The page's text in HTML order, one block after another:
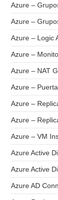
Azure –
Azure –
Azure – Logic
Azure –
Azure – NAT
Azure –
Azure –
Azure –
Azure – VM
Azure Active
Azure Active
Azure AD